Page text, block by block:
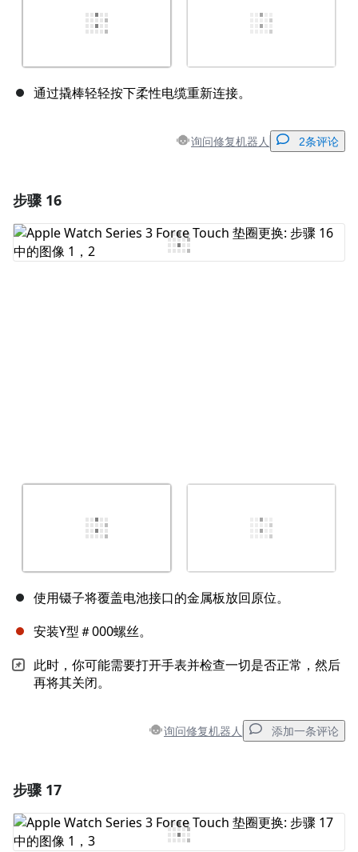
通过撬棒轻轻按下柔性电缆重新连接。
询问修复机器人 2条评论
添加评论
步骤 16
使用镊子将覆盖电池接口的金属板放回原位。
安装Y型＃000螺丝。
此时，你可能需要打开手表并检查一切是否正常，然后
再将其关闭。
询问修复机器人 添加一条评论
添加评论
步骤 17